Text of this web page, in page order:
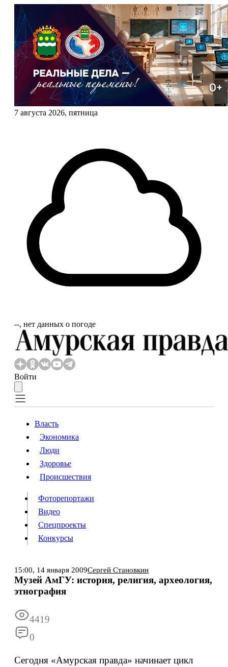
7 августа 2026, пятница
‐‐, нет данных о погоде
Войти
Власть
Происшествия
Видео
Конкурсы
Информация
Власть
Экономика
Люди
Здоровье
Происшествия
Фоторепортажи
Видео
Спецпроекты
Конкурсы
15:00, 14 января 2009Сергей Становкин
Музей АмГУ: история, религия, археология,
этнография
4419
0
Сегодня «Амурская правда» начинает цикл